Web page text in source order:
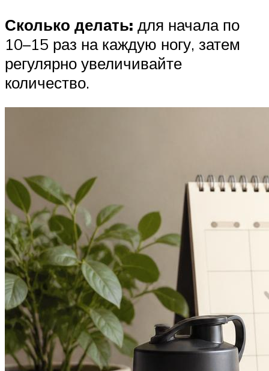
Сколько делать: для начала по
10–15 раз на каждую ногу, затем
регулярно увеличивайте
количество.